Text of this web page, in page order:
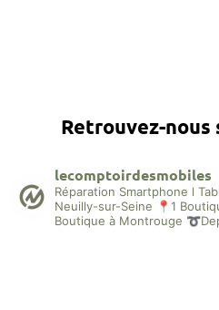
Retrouvez-nous
lecomptoirdesmobiles
Réparation Smartphone l
Neuilly-sur-Seine 📍1
Boutique à Montrouge